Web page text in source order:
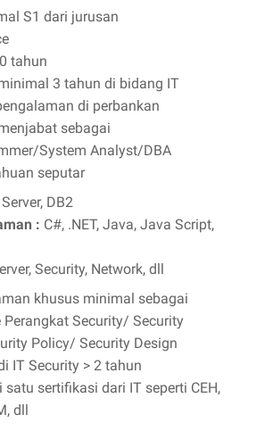
S1 dari jurusan
tahun
3 tahun di bidang IT
di perbankan
sebagai
System Analyst/DBA
seputar
DB2
: C#, .NET, Java, Java Script,
Security, Network, dll
khusus minimal sebagai
Perangkat Security/ Security
Policy/ Security Design
IT Security > 2 tahun
sertifikasi dari IT seperti CEH,
dll